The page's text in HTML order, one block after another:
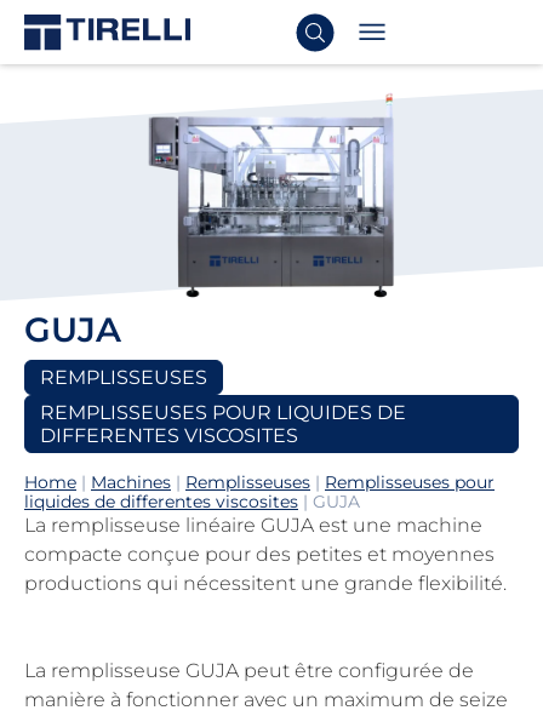
GUJA
REMPLISSEUSES
REMPLISSEUSES POUR LIQUIDES DE
DIFFERENTES VISCOSITES
Home | Machines | Remplisseuses | Remplisseuses pour
liquides de differentes viscosites | GUJA
La remplisseuse linéaire GUJA est une machine
compacte conçue pour des petites et moyennes
productions qui nécessitent une grande flexibilité.
La remplisseuse GUJA peut être configurée de
manière à fonctionner avec un maximum de seize